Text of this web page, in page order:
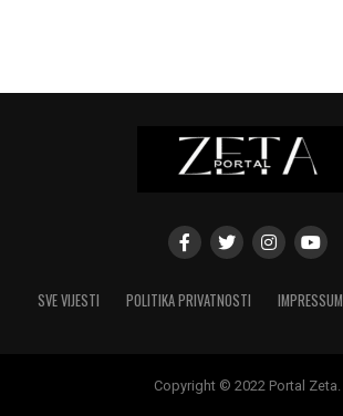
SVE VIJESTI POLITIKA PRIVATNOSTI IMPRESSUM
Copyright © 2022 Portal Zeta.